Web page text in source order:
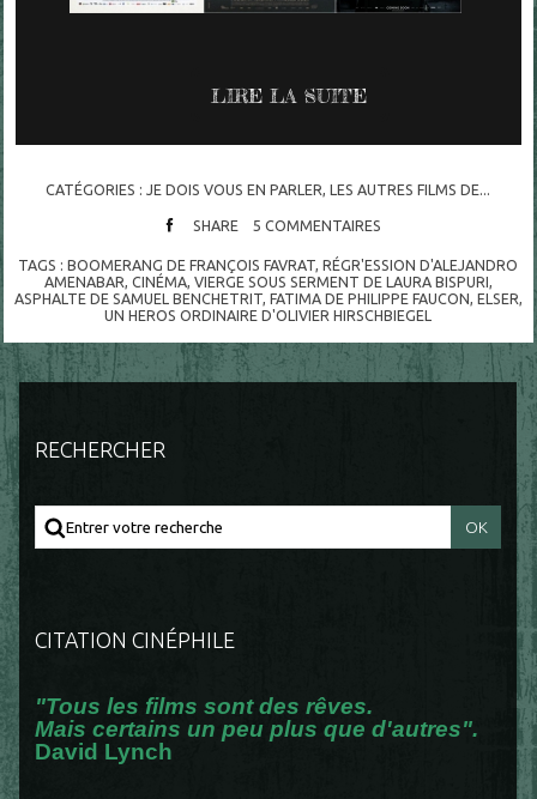
LIRE LA SUITE
CATÉGORIES : JE DOIS VOUS EN PARLER ,LES AUTRES FILMS DE...
SHARE 5 COMMENTAIRES
TAGS :BOOMERANG DE FRANÇOIS FAVRAT ,RÉGR'ESSION D'ALEJANDRO
AMENABAR CINÉMA, VIERGE SOUS SERMENT DE LAURA BISPURI
ASPHALTE DE SAMUEL BENCHETRIT, FATIMA DE PHILIPPE FAUCON ELSER
UN HEROS ORDINAIRE D'OLIVIER HIRSCHBIEGEL
RECHERCHER
CITATION CINÉPHILE
"Tous les films sont des rêves.
Mais certains un peu plus que d'autres".
David Lynch